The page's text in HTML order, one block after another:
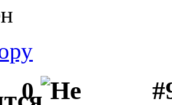
0